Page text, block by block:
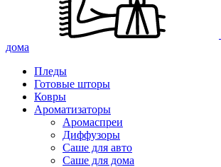
дома
Пледы
Готовые шторы
Ковры
Ароматизаторы
Аромаспреи
Диффузоры
Саше для авто
Саше для дома